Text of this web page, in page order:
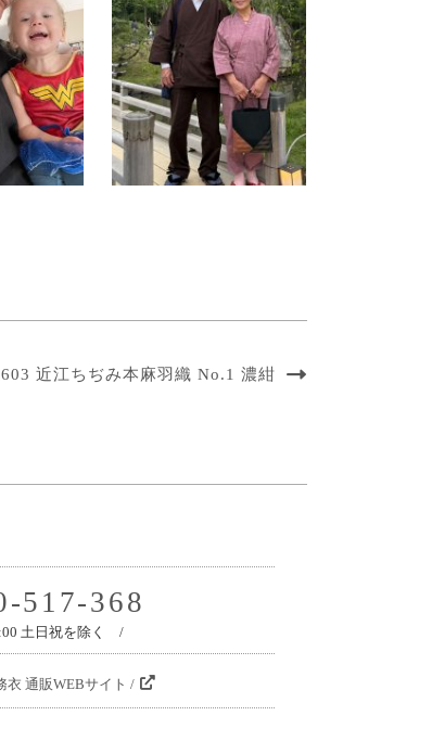
近江ちぢみ本麻羽織 No.1 濃紺
517-368
土日祝を除く /
通販WEBサイト /